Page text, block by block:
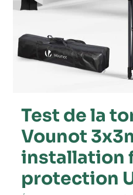
Test de la
Vounot
installation
protection